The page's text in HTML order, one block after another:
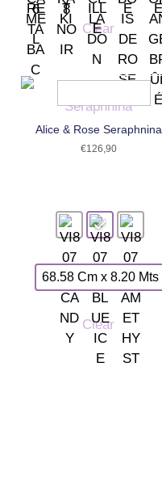
Clear
Alice & Rose Seraphnina
€126,90
68.58 Cm x 8.20 Mts
Clear